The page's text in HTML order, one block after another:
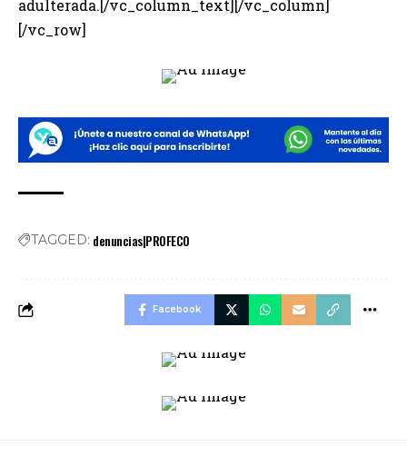
adulterada.[/vc_column_text][/vc_column]
[/vc_row]
TAGGED: denuncias|PROFECO
Facebook